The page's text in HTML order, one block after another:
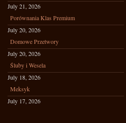
July 21, 2026
Porównania Klas Premium
July 20, 2026
Domowe Przetwory
July 20, 2026
Śluby i Wesela
July 18, 2026
Meksyk
July 17, 2026